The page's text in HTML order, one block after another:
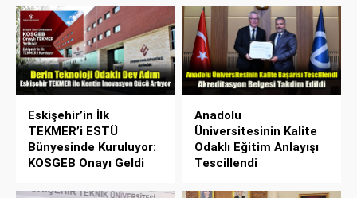
Eskişehir’in İlk
TEKMER’i ESTÜ
Bünyesinde Kuruluyor:
KOSGEB Onayı Geldi
Anadolu
Üniversitesinin Kalite
Odaklı Eğitim Anlayışı
Tescillendi